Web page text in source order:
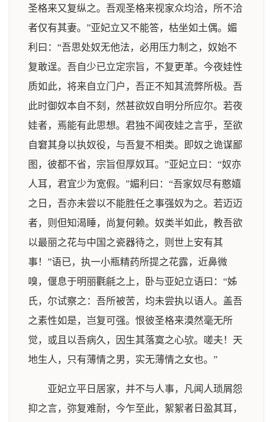
圣格来又复纵之。吾观圣格来视家众均洽，所不洽
者仅有其妻。”亚妃立又不能答，枯坐如土偶。媚
利曰：“吾思处奴无他法，必用压力制之，奴始不
复敢逞。吾自少已立定宗旨，不复更革。今夜娃性
质如此，将来自立门户，吾正不知其流弊所极。吾
此时御奴本自不刻，然甚欲奴自明分所应尔。若夜
娃者，焉能有此思想。君独不闻夜娃之言乎，至欲
自窘其身以执奴役，与吾复不相类。即奴之诡谋鄙
图，彼都不省，宗旨但厚奴耳。”亚妃立曰：“奴亦
人耳，君宜少为宽假。”媚利曰：“吾家奴尽有憨嬉
之日，吾亦未尝以不能胜任之事强奴为之。若迈迈
者，则但知渴睡，尚复何赖。奴类半如此，教吾欲
以最丽之花与中国之瓷器待之，则世上安有其
事！”语已，执一小瓶精药所提之花露，近鼻微
嗅，偃息于明丽氍毹之上，卧与亚妃立语曰：“姊
氏，尔试察之：吾所被苦，均未尝执以语人。盖吾
之素性如是，岂复可强。恨彼圣格来漠然毫无所
觉，或且以吾病久，因生其落寞之心欤。嗟夫！天
地生人，只有薄情之男，实无薄情之女也。”
亚妃立平日居家，并不与人事，凡闻人琐屑怨
抑之言，弥复难耐，今乍至此，絮絮者日盈其耳，